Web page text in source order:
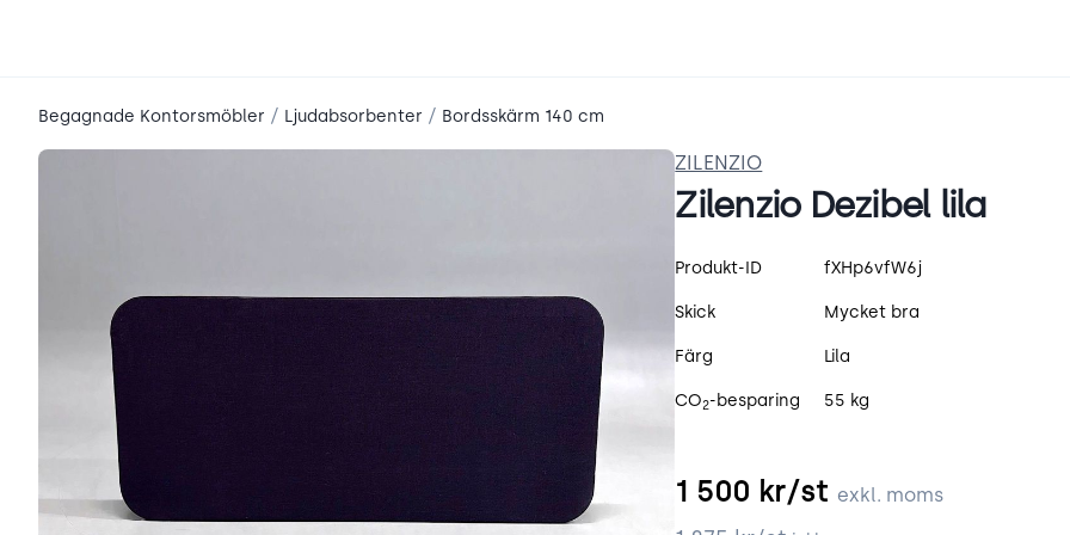
Begagnade Kontorsmöbler / Ljudabsorbenter / Bordsskärm 140 cm
ZILENZIO
Zilenzio Dezibel lila
Produktspecifikation
Produkt-ID fXHp6vfW6j
Skick Mycket bra
Färg Lila
CO2-besparing 55 kg
1 500 kr/st exkl. moms